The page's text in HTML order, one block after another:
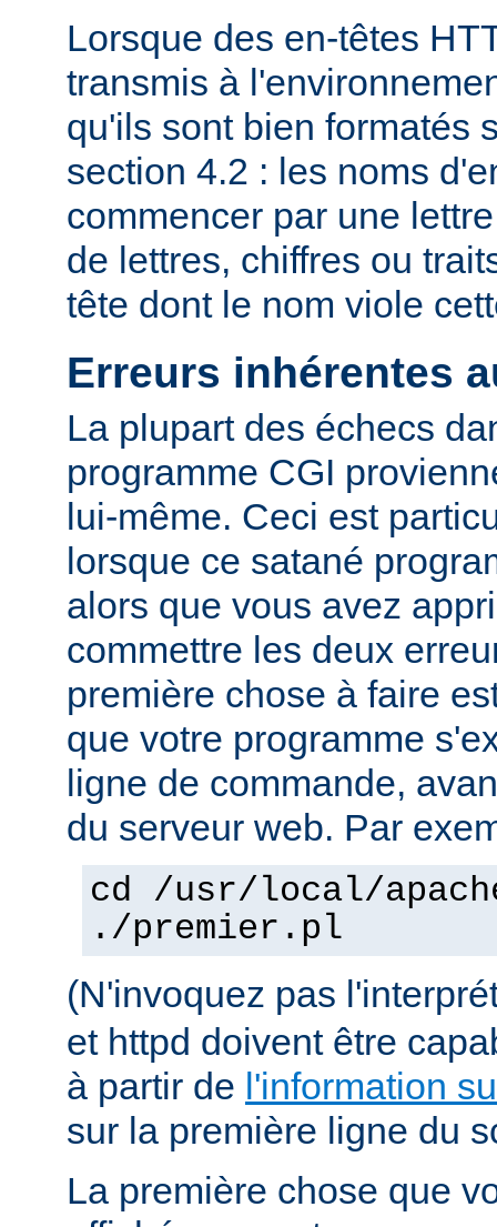
Lorsque des en-têtes
transmis à
qu'ils sont bien formatés
section 4.2 : les noms
commencer par une
de lettres, chiffres ou
tête dont le nom viole
Erreurs inhérentes
La plupart des échecs
programme CGI
lui-même. Ceci est
lorsque ce satané
alors que vous avez
commettre les deux
première chose à faire
que votre programme
ligne de commande,
du serveur web. Par
cd /usr/local/
./premier.pl
(N'invoquez pas
et httpd doivent être
à partir de l'information
sur la première ligne du
La première chose que